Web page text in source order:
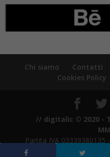
Chi siamo Contatti
Cookies Policy
// digitalic © 2020 -
Partita IVA 03339380135
21/7/2011 - ROC